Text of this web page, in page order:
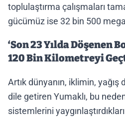
toplulaştırma çalışmaları
gücümüz ise 32 bin 500
‘Son 23 Yılda Döşenen
120 Bin Kilometreyi
Artık dünyanın, iklimin,
dile getiren Yumaklı, bu
sistemlerini